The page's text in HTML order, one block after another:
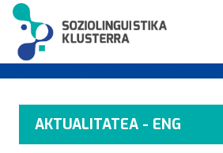
AKTUALITATEA - ENG